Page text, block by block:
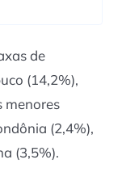
de
(14,2%),
menores
(2,4%),
(3,5%).